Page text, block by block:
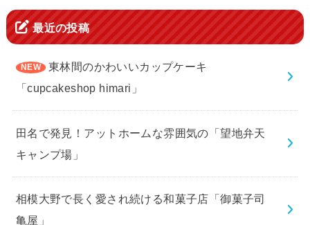
最近の投稿
東林間のかわいいカップケーキ
「cupcakeshop himari」
田名で発見！アットホームな雰囲気の「望地弁天
キャンプ場」
相模大野で長く愛され続ける和菓子店「御菓子司
亀屋」